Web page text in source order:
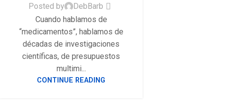
Posted by
DebBarb
Cuando hablamos de
“medicamentos”, hablamos de
décadas de investigaciones
científicas, de presupuestos
multimi...
CONTINUE READING